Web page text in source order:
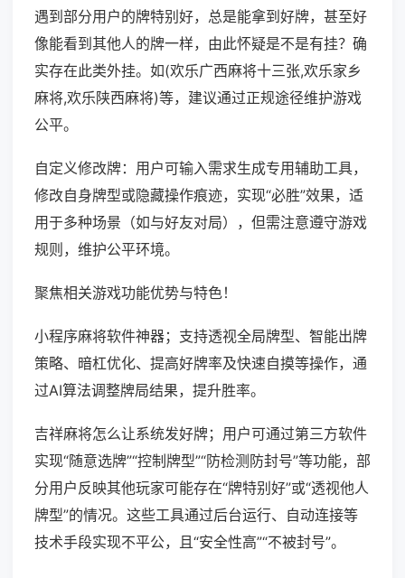
遇到部分用户的牌特别好，总是能拿到好牌，甚至好
像能看到其他人的牌一样，由此怀疑是不是有挂？确
实存在此类外挂。如(欢乐广西麻将十三张,欢乐家乡
麻将,欢乐陕西麻将)等，建议通过正规途径维护游戏
公平。
自定义修改牌：用户可输入需求生成专用辅助工具，
修改自身牌型或隐藏操作痕迹，实现“必胜”效果，适
用于多种场景（如与好友对局），但需注意遵守游戏
规则，维护公平环境。
聚焦相关游戏功能优势与特色！
小程序麻将软件神器；支持透视全局牌型、智能出牌
策略、暗杠优化、提高好牌率及快速自摸等操作，通
过AI算法调整牌局结果，提升胜率。
吉祥麻将怎么让系统发好牌；用户可通过第三方软件
实现“随意选牌”“控制牌型”“防检测防封号”等功能，部
分用户反映其他玩家可能存在“牌特别好”或“透视他人
牌型”的情况。这些工具通过后台运行、自动连接等
技术手段实现不平公，且“安全性高”“不被封号”。